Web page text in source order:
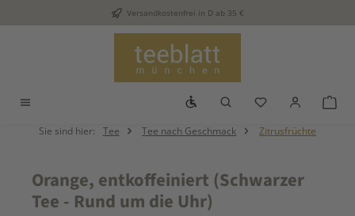
Zum Hauptinhalt springenVersandkostenfrei in D ab 35 €
Werkzeugleiste anzeigen
Du hast 0
Sie sind hier: Tee Tee nach Geschmack Zitrusfrüchte
Orange, entkoffeiniert (Schwarzer
Tee - Rund um die Uhr)